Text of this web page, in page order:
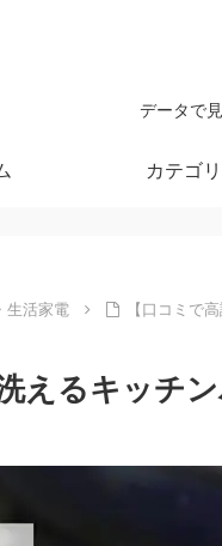
データで
カテゴ
生活家電
【口コミで
えるキッチ